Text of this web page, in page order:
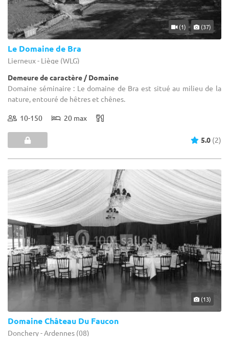
(1) (37)
Le Domaine de Bra
Lierneux - Liège (WLG)
Demeure de caractère / Domaine
Domaine séminaire : Le domaine de Bra est situé au milieu de la
nature, entouré de hêtres et chênes.
10-150 20 max
5.0 (2)
(13)
Domaine Château Du Faucon
Donchery - Ardennes (08)